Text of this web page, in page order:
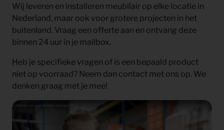
Wij leveren en installeren meubilair op elke locatie in
Nederland, maar ook voor grotere projecten in het
buitenland. Vraag een offerte aan en ontvang deze
binnen 24 uur in je mailbox.
Heb je specifieke vragen of is een bepaald product
niet op voorraad? Neem dan contact met ons op. We
denken graag met je mee!